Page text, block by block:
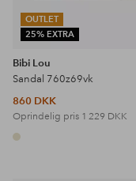
OUTLET
25% EXTRA
Bibi Lou
Sandal 760z69vk
860 DKK
Oprindelig pris 1 229 DKK